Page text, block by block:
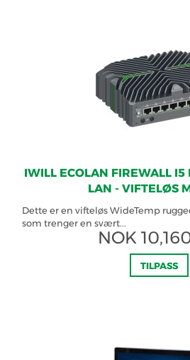
IWILL ECOLAN FIREWALL I5
LAN - VIFTELØS
Dette er en vifteløs WideTemp
som trenger en svært...
NOK
TILPASS